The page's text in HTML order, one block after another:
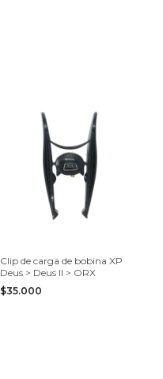
Clip de carga de bobina XP
Deus > Deus II > ORX
$35.000